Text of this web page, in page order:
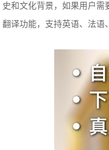
史和文化背景，如果用户需
翻译功能，支持英语、法语